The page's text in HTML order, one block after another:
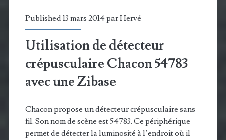
Published 13 mars 2014 parHervé
Utilisation de détecteur
crépusculaire Chacon 54783
avec une Zibase
Chacon propose un détecteur crépusculaire sans
fil. Son nom de scène est 54783. Ce périphérique
permet de détecter la luminosité à l’endroit où il